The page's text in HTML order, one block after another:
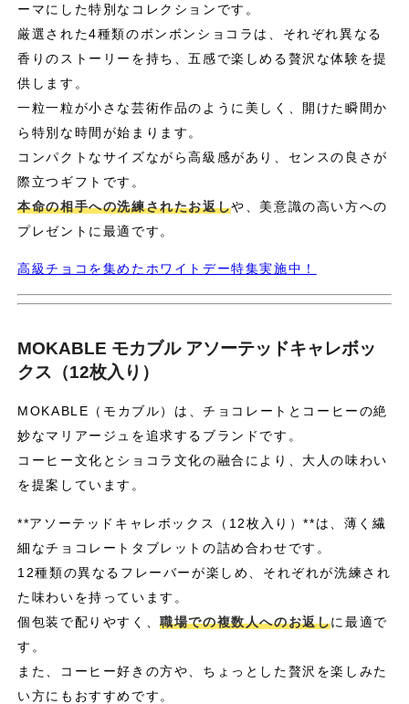
ーマにした特別なコレクションです。
厳選された4種類のボンボンショコラは、それぞれ異なる
香りのストーリーを持ち、五感で楽しめる贅沢な体験を提
供します。
一粒一粒が小さな芸術作品のように美しく、開けた瞬間か
ら特別な時間が始まります。
コンパクトなサイズながら高級感があり、センスの良さが
際立つギフトです。
本命の相手への洗練されたお返しや、美意識の高い方への
プレゼントに最適です。
高級チョコを集めたホワイトデー特集実施中！
MOKABLE モカブル アソーテッドキャレボッ
クス（12枚入り）
MOKABLE（モカブル）は、チョコレートとコーヒーの絶
妙なマリアージュを追求するブランドです。
コーヒー文化とショコラ文化の融合により、大人の味わい
を提案しています。
**アソーテッドキャレボックス（12枚入り）**は、薄く繊
細なチョコレートタブレットの詰め合わせです。
12種類の異なるフレーバーが楽しめ、それぞれが洗練され
た味わいを持っています。
個包装で配りやすく、職場での複数人へのお返しに最適で
す。
また、コーヒー好きの方や、ちょっとした贅沢を楽しみた
い方にもおすすめです。